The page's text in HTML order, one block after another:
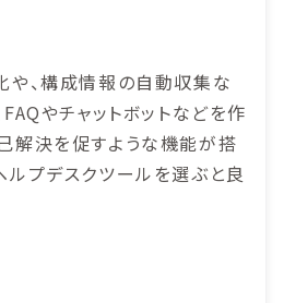
や、構成情報の自動収集な
やチャットボットなどを作
解決を促すような機能が搭
ルプデスクツールを選ぶと良